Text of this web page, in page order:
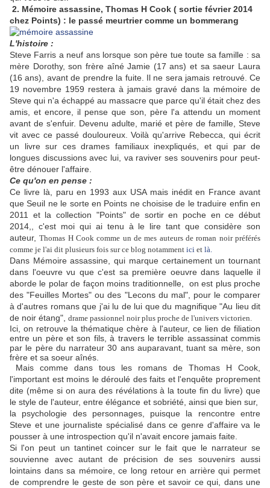
2. Mémoire assassine, Thomas H Cook ( sortie février 2014
chez Points) : le passé meurtrier comme un bommerang
L'histoire :
Steve Farris a neuf ans lorsque son père tue toute sa famille : sa
mère Dorothy, son frère aîné Jamie (17 ans) et sa saeur Laura
(16 ans), avant de prendre la fuite. Il ne sera jamais retrouvé. Ce
19 novembre 1959 restera à jamais gravé dans la mémoire de
Steve qui n'a échappé au massacre que parce qu'il était chez des
amis, et encore, il pense que son, père l'a attendu un moment
avant de s'enfuir. Devenu adulte, marié et père de famille, Steve
vit avec ce passé douloureux. Voilà qu'arrive Rebecca, qui écrit
un livre sur ces drames familiaux inexpliqués, et qui par de
longues discussions avec lui, va raviver ses souvenirs pour peut-
être dénouer l'affaire.
Ce qu'on en pense :
Ce livre là, paru en 1993 aux USA mais inédit en France avant
que Seuil ne le sorte en Points ne choisise de le traduire enfin en
2011 et la collection "Points" de sortir en poche en ce début
2014,, c'est moi qui ai tenu à le lire tant que considère son
auteur,Thomas H Cook comme un de mes auteurs de roman noir préférés
comme je l'ai dit plusieurs fois sur ce blog notamment ici et là.
Dans Mémoire assassine, qui marque certainement un tournant
dans l'oeuvre vu que c'est sa première oeuvre dans laquelle il
aborde le polar de façon moins traditionnelle, on est plus proche
des "Feuilles Mortes" ou des "Lecons du mal", pour le comparer
à d'autres romans que j'ai lu de lui que du magnifique "Au lieu dit
de noir étang", drame passionnel noir plus proche de l'univers victorien.
Ici, on retrouve la thématique chère à l'auteur, ce lien de filiation
entre un père et son fils, à travers le terrible assassinat commis
par le père du narrateur 30 ans auparavant, tuantsa mère, son
frère et sa soeur aînés.
Mais comme dans tous les romans de Thomas H Cook,
l'important est moins le déroulé des faits et l'enquête proprement
dite (même si on aura des révélations à la toute fin du livre) que
le style de l'auteur, entre élégance et sobriété, ainsi que bien sur,
la psychologie des personnages, puisque la rencontre entre
Steve et une journaliste spécialisé dans ce genre d'affaire va le
pousser à une introspection qu'il n'avait encore jamais faite.
Si l'on peut un tantinet coincer sur le fait que le narrateur se
souvienne avec autant de précision de ses souvenirs aussi
lointains dans sa mémoire, ce long retour en arrière qui permet
de comprendre le geste de son père et savoir ce qui, dans une